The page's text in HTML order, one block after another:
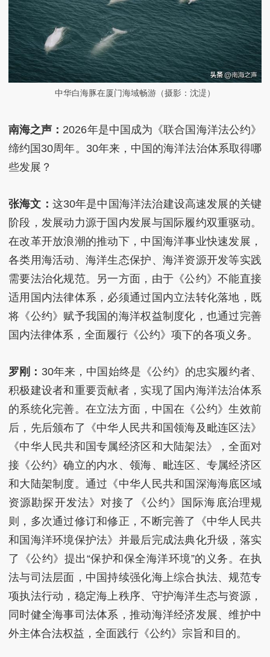
中华白海豚在厦门海域畅游（摄影：沈湜）
南海之声： 2026年是中国成为《联合国海洋法公约》
缔约国30周年。30年来，中国的海洋法治体系取得哪
些发展？
张海文： 这30年是中国海洋法治建设高速发展的关键
阶段，发展动力源于国内发展与国际履约双重驱动。
在改革开放浪潮的推动下，中国海洋事业快速发展，
各类用海活动、海洋生态保护、海洋资源开发等实践
需要法治化规范。另一方面，由于《公约》不能直接
适用国内法律体系，必须通过国内立法转化落地，既
将《公约》赋予我国的海洋权益制度化，也通过完善
国内法律体系，全面履行《公约》项下的各项义务。
罗刚： 30年来，中国始终是《公约》的忠实履约者、
积极建设者和重要贡献者，实现了国内海洋法治体系
的系统化完善。在立法方面，中国在《公约》生效前
后，先后颁布了《中华人民共和国领海及毗连区法》
《中华人民共和国专属经济区和大陆架法》，全面对
接《公约》确立的内水、领海、毗连区、专属经济区
和大陆架制度。通过《中华人民共和国深海海底区域
资源勘探开发法》对接了《公约》国际海底治理规
则，多次通过修订和修正，不断完善了《中华人民共
和国海洋环境保护法》并最后完成法典化升级，落实
了《公约》提出“保护和保全海洋环境”的义务。在执
法与司法层面，中国持续强化海上综合执法、规范专
项执法行动，稳定海上秩序、守护海洋生态与资源，
同时健全海事司法体系，推动海洋经济发展、维护中
外主体合法权益，全面践行《公约》宗旨和目的。